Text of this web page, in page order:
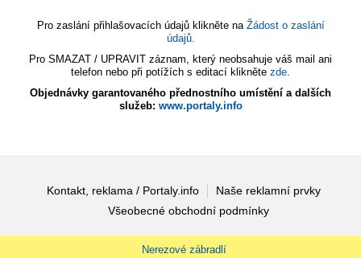
Pro zaslání přihlašovacích údajů klikněte na Žádost o zaslání
údajů.
Pro SMAZAT / UPRAVIT záznam, který neobsahuje váš mail ani
telefon nebo při potížích s editací klikněte zde.
Objednávky garantovaného přednostního umístění a dalších
služeb: www.portaly.info
Kontakt, reklama / Portaly.info
Naše reklamní prvky
Všeobecné obchodní podmínky
Nerezové zábradlí